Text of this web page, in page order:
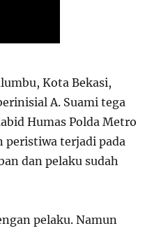
Kota Bekasi,
A. Suami tega
Humas Polda Metro
peristiwa terjadi pada
dan pelaku sudah
pelaku. Namun